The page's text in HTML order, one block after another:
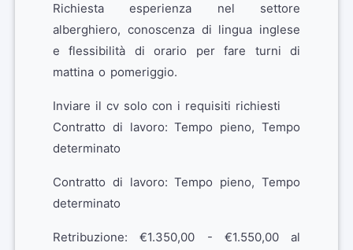
Richiesta esperienza nel settore
alberghiero, conoscenza di lingua inglese
e flessibilità di orario per fare turni di
mattina o pomeriggio.
Inviare il cv solo con i requisiti richiesti
Contratto di lavoro: Tempo pieno, Tempo
determinato
Contratto di lavoro: Tempo pieno, Tempo
determinato
Retribuzione: €1.350,00 - €1.550,00 al